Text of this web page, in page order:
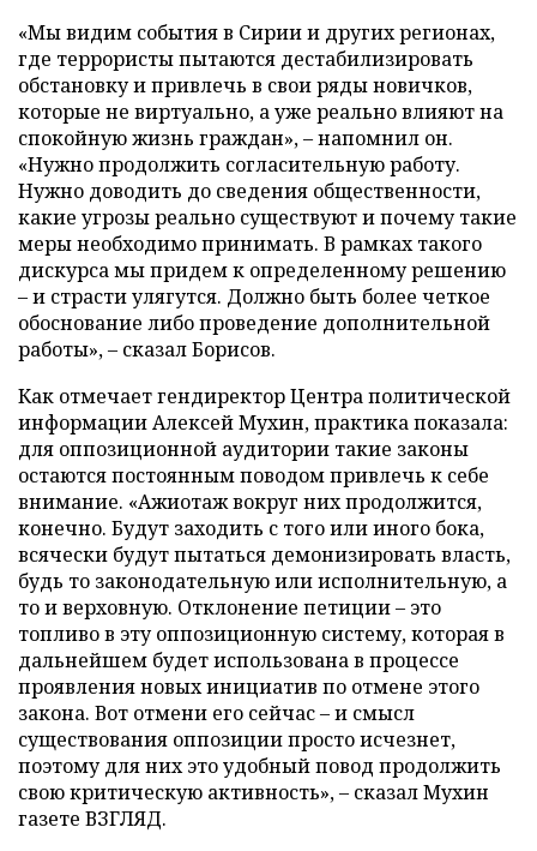
«Мы видим события в Сирии и других регионах,
где террористы пытаются дестабилизировать
обстановку и привлечь в свои ряды новичков,
которые не виртуально, а уже реально влияют на
спокойную жизнь граждан», – напомнил он.
«Нужно продолжить согласительную работу.
Нужно доводить до сведения общественности,
какие угрозы реально существуют и почему такие
меры необходимо принимать. В рамках такого
дискурса мы придем к определенному решению
– и страсти улягутся. Должно быть более четкое
обоснование либо проведение дополнительной
работы», – сказал Борисов.
Как отмечает гендиректор Центра политической
информации Алексей Мухин, практика показала:
для оппозиционной аудитории такие законы
остаются постоянным поводом привлечь к себе
внимание. «Ажиотаж вокруг них продолжится,
конечно. Будут заходить с того или иного бока,
всячески будут пытаться демонизировать власть,
будь то законодательную или исполнительную, а
то и верховную. Отклонение петиции – это
топливо в эту оппозиционную систему, которая в
дальнейшем будет использована в процессе
проявления новых инициатив по отмене этого
закона. Вот отмени его сейчас – и смысл
существования оппозиции просто исчезнет,
поэтому для них это удобный повод продолжить
свою критическую активность», – сказал Мухин
газете ВЗГЛЯД.